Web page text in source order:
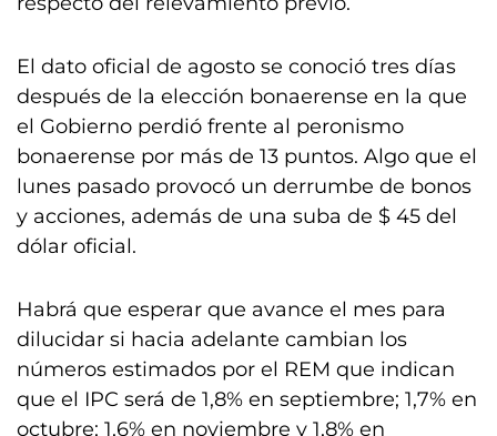
El dato oficial de agosto se conoció tres días
después de la elección bonaerense en la que
el Gobierno perdió frente al peronismo
bonaerense por más de 13 puntos. Algo que el
lunes pasado provocó un derrumbe de bonos
y acciones, además de una suba de $ 45 del
dólar oficial.
Habrá que esperar que avance el mes para
dilucidar si hacia adelante cambian los
números estimados por el REM que indican
que el IPC será de 1,8% en septiembre; 1,7% en
octubre; 1,6% en noviembre y 1,8% en